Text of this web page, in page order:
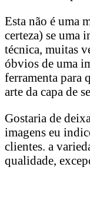
Esta não é uma
certeza) se uma
técnica, muitas
óbvios de uma
ferramenta para
arte da capa de
Gostaria de
imagens eu
clientes. a
qualidade,